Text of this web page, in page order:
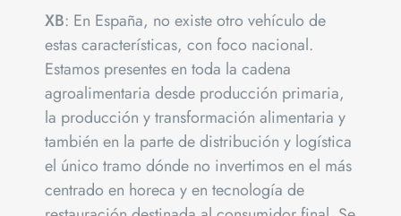
XB: En España, no existe otro vehículo de
estas características, con foco nacional.
Estamos presentes en toda la cadena
agroalimentaria desde producción primaria,
la producción y transformación alimentaria y
también en la parte de distribución y logística
el único tramo dónde no invertimos en el más
centrado en horeca y en tecnología de